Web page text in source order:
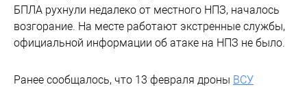
БПЛА рухнули недалеко от местного НПЗ, началось
возгорание. На месте работают экстренные службы,
официальной информации об атаке на НПЗ не было.
Ранее сообщалось, что 13 февраля дроны ВСУ